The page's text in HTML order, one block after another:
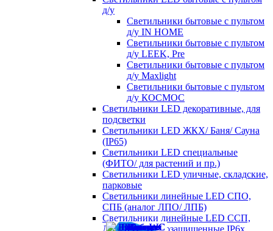
д/у
Светильники бытовые с пультом
д/у IN HOME
Светильники бытовые с пультом
д/у LEEK, Pre
Светильники бытовые с пультом
д/у Maxlight
Светильники бытовые с пультом
д/у КОСМОС
Светильники LED декоративные, для
подсветки
Светильники LED ЖКХ/ Баня/ Сауна
(IP65)
Светильники LED специальные
(ФИТО/ для растений и пр.)
Светильники LED уличные, складские,
парковые
Светильники линейные LED СПО,
СПБ (аналог ЛПО/ ЛПБ)
Светильники линейные LED ССП,